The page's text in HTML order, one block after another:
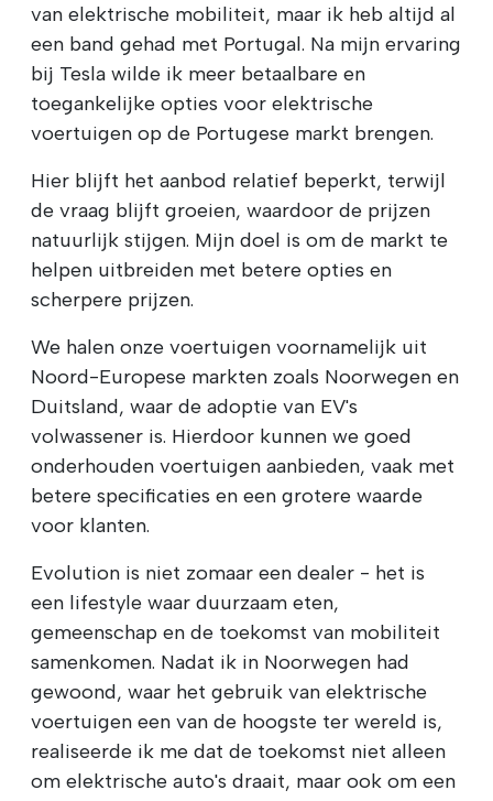
van elektrische mobiliteit, maar ik heb altijd al
een band gehad met Portugal. Na mijn ervaring
bij Tesla wilde ik meer betaalbare en
toegankelijke opties voor elektrische
voertuigen op de Portugese markt brengen.
Hier blijft het aanbod relatief beperkt, terwijl
de vraag blijft groeien, waardoor de prijzen
natuurlijk stijgen. Mijn doel is om de markt te
helpen uitbreiden met betere opties en
scherpere prijzen.
We halen onze voertuigen voornamelijk uit
Noord-Europese markten zoals Noorwegen en
Duitsland, waar de adoptie van EV's
volwassener is. Hierdoor kunnen we goed
onderhouden voertuigen aanbieden, vaak met
betere specificaties en een grotere waarde
voor klanten.
Evolution is niet zomaar een dealer - het is
een lifestyle waar duurzaam eten,
gemeenschap en de toekomst van mobiliteit
samenkomen. Nadat ik in Noorwegen had
gewoond, waar het gebruik van elektrische
voertuigen een van de hoogste ter wereld is,
realiseerde ik me dat de toekomst niet alleen
om elektrische auto's draait, maar ook om een